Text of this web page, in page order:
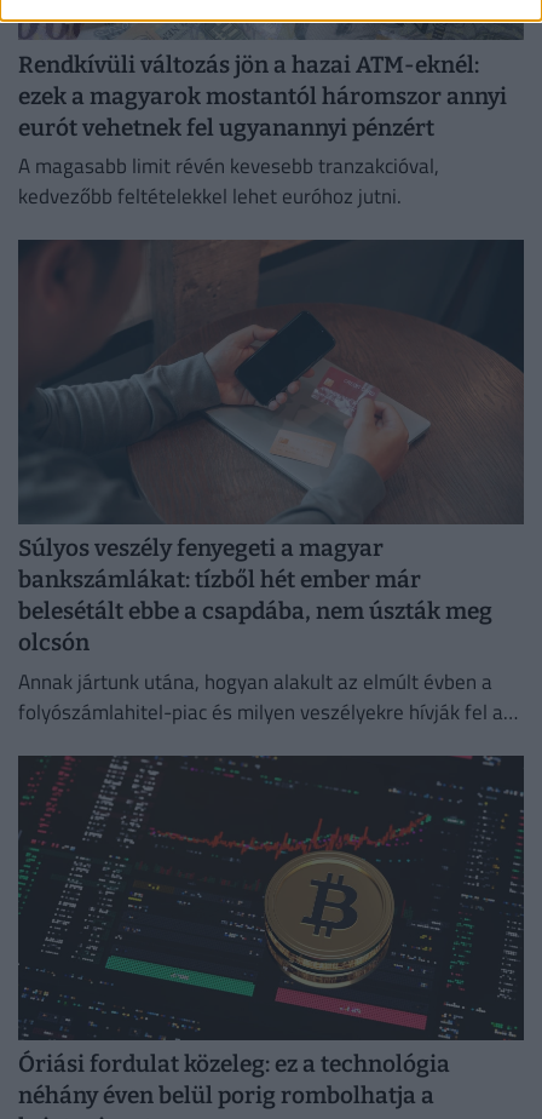
Rendkívüli változás jön a hazai ATM-eknél:
ezek a magyarok mostantól háromszor annyi
eurót vehetnek fel ugyanannyi pénzért
A magasabb limit révén kevesebb tranzakcióval,
kedvezőbb feltételekkel lehet euróhoz jutni.
Súlyos veszély fenyegeti a magyar
bankszámlákat: tízből hét ember már
belesétált ebbe a csapdába, nem úszták meg
olcsón
Annak jártunk utána, hogyan alakult az elmúlt évben a
folyószámlahitel-piac és milyen veszélyekre hívják fel a
Óriási fordulat közeleg: ez a technológia
néhány éven belül porig rombolhatja a